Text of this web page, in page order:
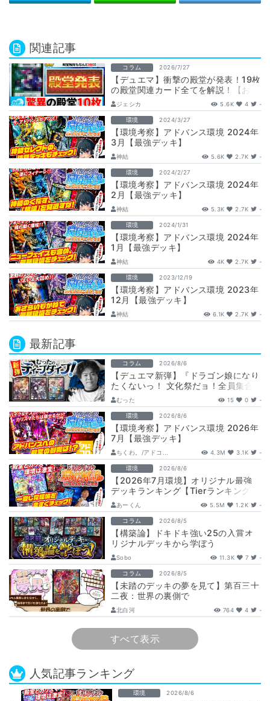
関連記事
コラム 2026/7/27
【デュエマ】衝撃の殿堂が発表！19枚
の殿堂関連カード全てを解説！【お目
覚めメイ様/ダーバンデ/レヴィヤ/ゾン
ビ…
ジェシカ 5.6K 4 -
環境 2024/3/27
【環境考察】アドバンス環境 2024年
3月【最強デッキ】
神結 5.6K 2.7K -
環境 2024/2/27
【環境考察】アドバンス環境 2024年
2月【最強デッキ】
神結 5.3K 2.7K -
環境 2024/1/31
【環境考察】アドバンス環境 2024年
1月【最強デッキ】
神結 4K 2.7K -
環境 2023/12/19
【環境考察】アドバンス環境 2023年
12月【最強デッキ】
神結 6.1K 2.7K -
最新記事
コラム 2026/8/6
【デュエマ新弾】『ドラゴン娘になり
たくないっ！ 文化祭だョ！全員集合!!
ドラ娘100％パック』注目カードまと
め…
むった 15 0 -
環境 2026/8/6
【環境考察】アドバンス環境 2026年
7月【最強デッキ】
ちくわ。/アドコ... 4.3M 3.1K -
環境 2026/8/6
【2026年7月環境】オリジナル最強
デッキランキング【Tierランキング】
あーくん 5.5M 1.2K -
コラム 2026/8/5
【構築論】ドキドキ強い25の入賞オ
リジナルデッキから学ぼう
【DuelMastersMemory5日目】
Sobo 11.3K 7 -
コラム 2026/8/5
【未踏のデッキの夢を見て】第百三十
二夜：世界の裏側で
北白河 764 4 -
すべて表示
人気記事ランキング
環境 2026/8/6